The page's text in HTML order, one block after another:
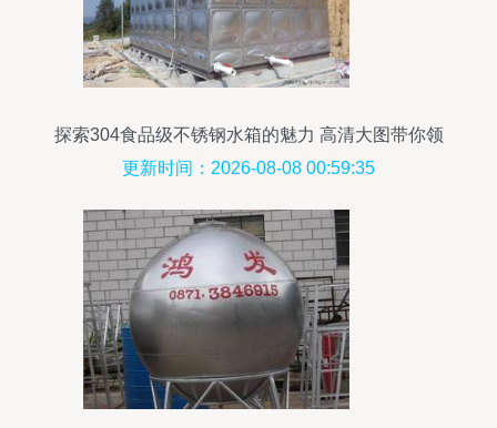
探索304食品级不锈钢水箱的魅力 高清大图带你领
略谷瀑环保的精工制造
更新时间：2026-08-08 00:59:35